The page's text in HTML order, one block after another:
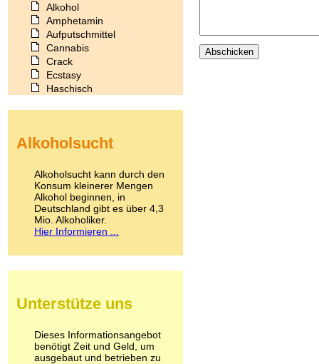
Alkohol
Amphetamin
Aufputschmittel
Cannabis
Crack
Ecstasy
Haschisch
Kokain
LSD
Marihuana
Medikamente
Meskalin
Metamphetamin
Methadon
Pilze
Psychopharmaka
Schlafmittel
Schmerzmittel
Alkoholsucht
Alkoholsucht kann durch den
Konsum kleinerer Mengen
Alkohol beginnen, in
Deutschland gibt es über 4,3
Mio. Alkoholiker.
Hier Informieren ...
Unterstütze uns
Dieses Informationsangebot
benötigt Zeit und Geld, um
ausgebaut und betrieben zu